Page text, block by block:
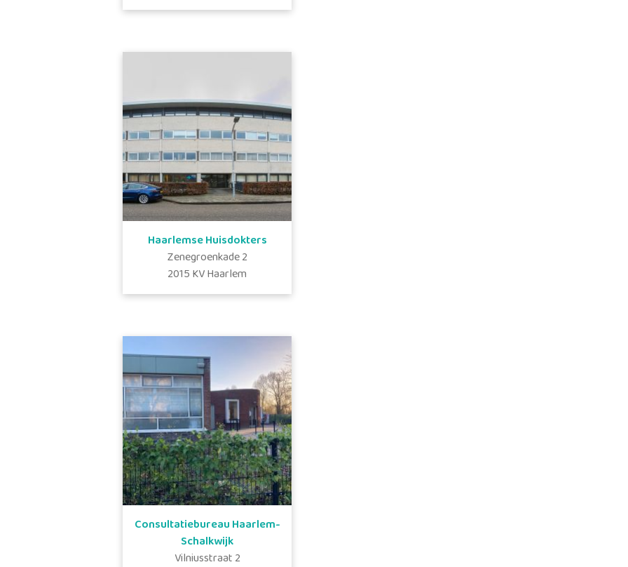
Haarlemse Huisdokters
Zenegroenkade2
2015 KVHaarlem
Consultatiebureau Haarlem-
Schalkwijk
Vilniusstraat 2